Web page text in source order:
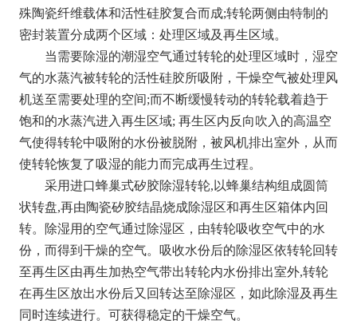
殊陶瓷纤维载体和活性硅胶复合而成;转轮两侧由特制的
密封装置分成两个区域：处理区域及再生区域。
当需要除湿的潮湿空气通过转轮的处理区域时，湿空
气的水蒸汽被转轮的活性硅胶所吸附，干燥空气被处理风
机送至需要处理的空间;而不断缓慢转动的转轮载着趋于
饱和的水蒸汽进入再生区域; 再生区内反向吹入的高温空
气使得转轮中吸附的水份被脱附，被风机排出室外，从而
使转轮恢复了吸湿的能力而完成再生过程。
采用进口蜂巢式矽胶除湿转轮,以蜂巢结构组成圆筒
状转盘,再由陶瓷矽胶结晶烧成除湿区和再生区箱体内回
转。除湿用的空气通过除湿区，由转轮吸收空气中的水
份，而得到干燥的空气。吸收水份后的除湿区依转轮回转
至再生区由再生加热空气带出转轮内水份排出室外,转轮
在再生区放出水份后又回转达至除湿区，如此除湿及再生
同时连续进行。可获得稳定的干燥空气。